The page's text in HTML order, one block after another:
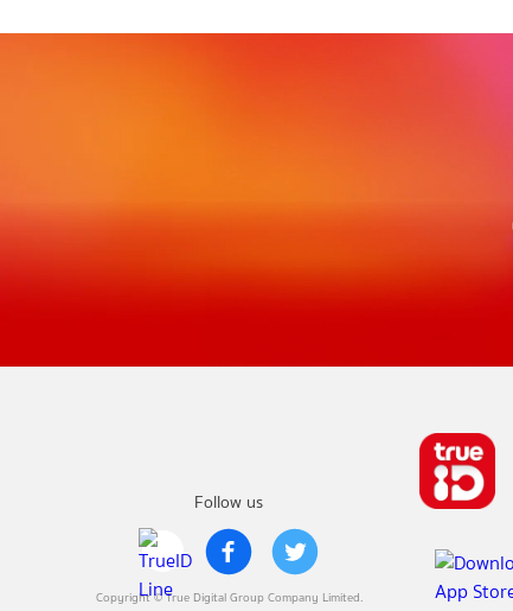
Follow us
Copyright © True Digital Group Company Limited.